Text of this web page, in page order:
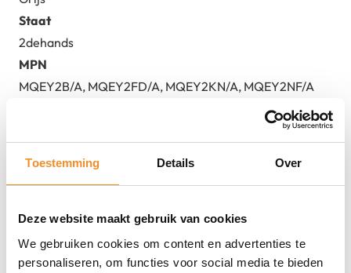
Toestemming Details Over
Deze website maakt gebruik van cookies
We gebruiken cookies om content en advertenties te
personaliseren, om functies voor social media te bieden
Staat
2dehands
MPN
MQEY2B/A, MQEY2FD/A, MQEY2KN/A, MQEY2NF/A